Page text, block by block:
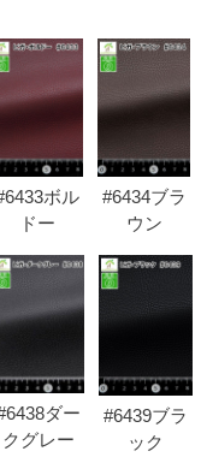
ボル
ドー
#6434ブラ
ウン
ダー
クグレー
#6439ブラ
ック